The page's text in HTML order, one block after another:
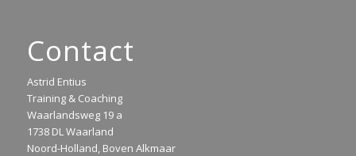
Contact
Astrid Entius
Training & Coaching
Waarlandsweg 19 a
1738 DL Waarland
Noord-Holland, Boven Alkmaar